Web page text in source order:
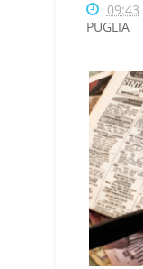
09:43
PUGLIA